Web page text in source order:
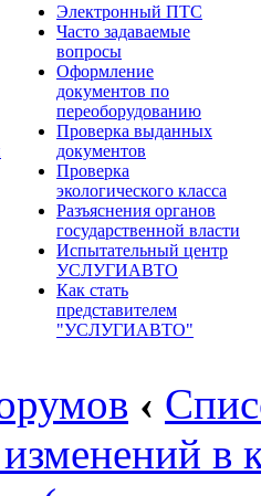
Электронный ПТС
Часто задаваемые
вопросы
Оформление
документов по
переоборудованию
Проверка выданных
документов
Проверка
экологического класса
Разъяснения органов
государственной власти
Испытательный центр
УСЛУГИАВТО
Как стать
представителем
"УСЛУГИАВТО"
‹
в